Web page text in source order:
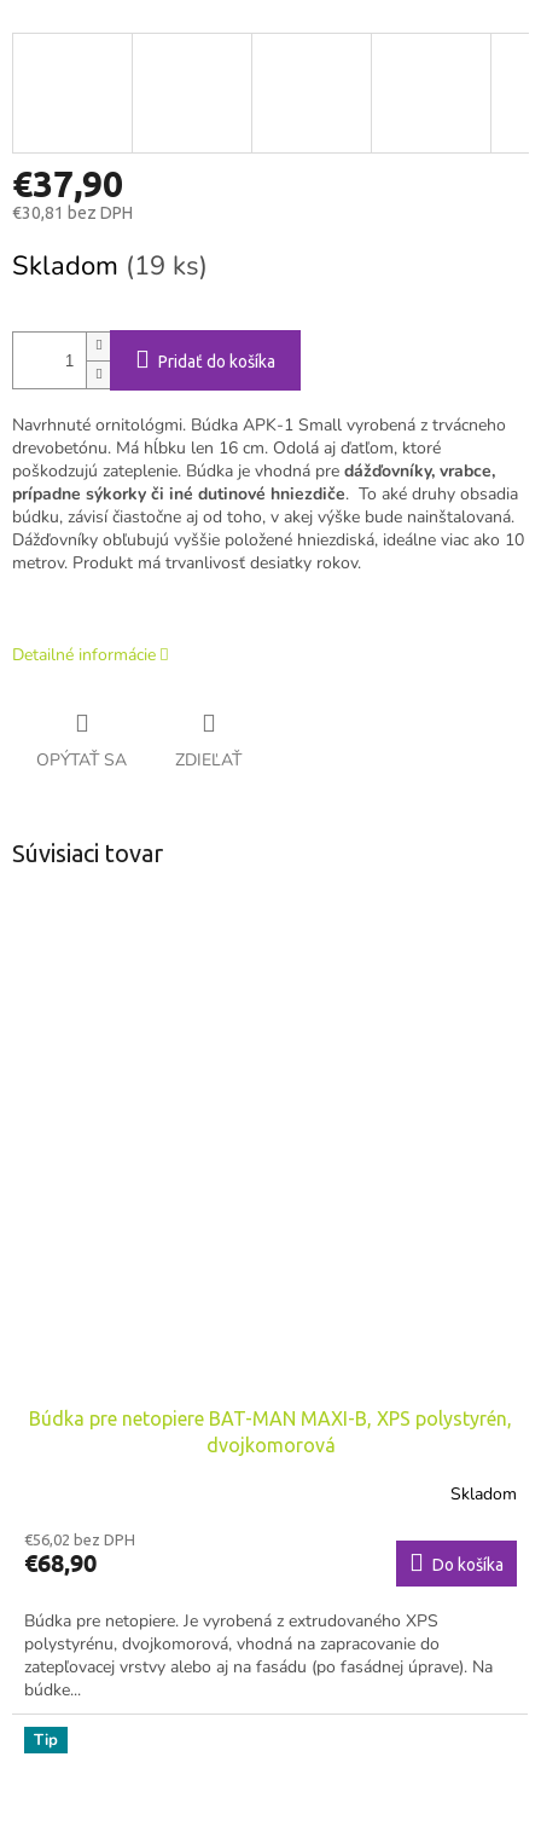
€37,90
€30,81 bez DPH
cena:
Skladom (19 ks)
Pridať do košíka
Navrhnuté ornitológmi. Búdka APK-1 Small vyrobená z trvácneho
drevobetónu. Má hĺbku len 16 cm. Odolá aj ďatľom, ktoré
poškodzujú zateplenie. Búdka je vhodná pre dážďovníky, vrabce,
prípadne sýkorky či iné dutinové hniezdiče. To aké druhy obsadia
búdku, závisí čiastočne aj od toho, v akej výške bude nainštalovaná.
Dážďovníky obľubujú vyššie položené hniezdiská, ideálne viac ako 10
metrov. Produkt má trvanlivosť desiatky rokov.
Detailné informácie
OPÝTAŤ SA ZDIEĽAŤ
Súvisiaci tovar
Búdka pre netopiere BAT-MAN MAXI-B, XPS polystyrén,
dvojkomorová
Skladom
€56,02 bez DPH
€68,90 Do košíka
Búdka pre netopiere. Je vyrobená z extrudovaného XPS
polystyrénu, dvojkomorová, vhodná na zapracovanie do
zatepľovacej vrstvy alebo aj na fasádu (po fasádnej úprave). Na
búdke...
Tip